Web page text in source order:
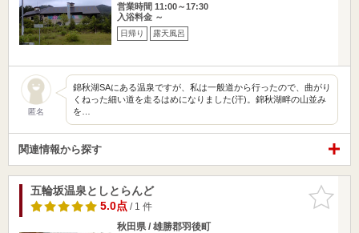
営業時間 11:00～17:30
入浴料金 ～
日帰り 露天風呂
匿名
錦秋湖SAにある温泉ですが、私は一般道から行ったので、曲がり
くねった細い道を走るはめになりました(汗)。錦秋湖畔の山並み
を…
関連情報から探す
お気に入
りに追加
五輪坂温泉としとらんど
5.0点/ 1 件
秋田県 / 雄勝郡羽後町